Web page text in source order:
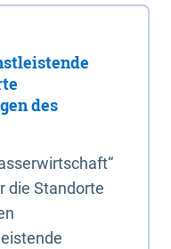
des
die Standorte